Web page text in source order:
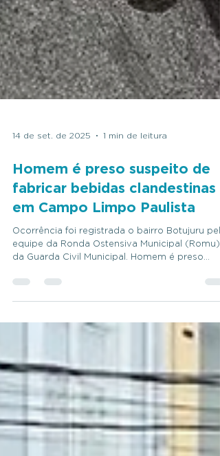
14 de set. de 2025 1 min de leitura
fabricar bebidas clandestinas
Ocorrência foi registrada o bairro Botujuru
equipe da Ronda Ostensiva Municipal (Romu)
suspeito de fabricar bebidas clandestinas em
Campo Limpo Paulista (SP) — Foto:
Divulgação/GCM Campo Limpo Paulista Um
homem foi preso em flagrante na tarde deste
sábado (13) por suspeita de fabricar bebidas
alcoólicas de forma clandestina em Campo
Limpo Paulista (SP) . A ocorrência foi